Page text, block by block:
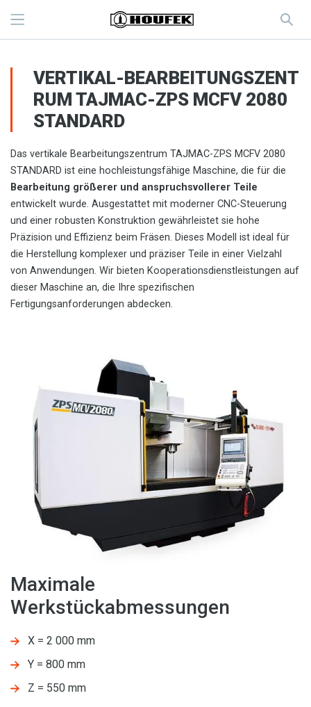
VERTIKAL-BEARBEITUNGSZENT
RUM TAJMAC-ZPS MCFV 2080
STANDARD
Das vertikale Bearbeitungszentrum TAJMAC-ZPS MCFV 2080
STANDARD ist eine hochleistungsfähige Maschine, die für die
Bearbeitung größerer und anspruchsvollerer Teile
entwickelt wurde. Ausgestattet mit moderner CNC-Steuerung
und einer robusten Konstruktion gewährleistet sie hohe
Präzision und Effizienz beim Fräsen. Dieses Modell ist ideal für
die Herstellung komplexer und präziser Teile in einer Vielzahl
von Anwendungen. Wir bieten Kooperationsdienstleistungen auf
dieser Maschine an, die Ihre spezifischen
Fertigungsanforderungen abdecken.
Maximale
Werkstückabmessungen
X = 2 000 mm
Y = 800 mm
Z = 550 mm